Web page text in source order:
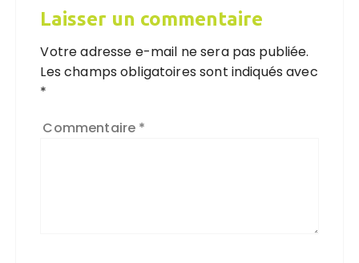
Laisser un commentaire
Votre adresse e-mail ne sera pas publiée.
Les champs obligatoires sont indiqués avec
*
Commentaire *